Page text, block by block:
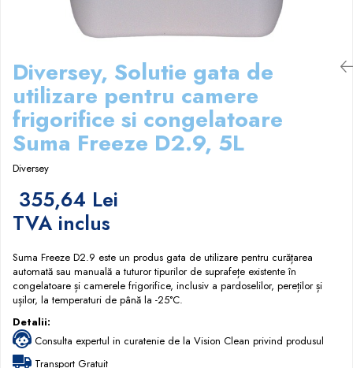
Papuci hotel
Diversey, Solutie gata de
utilizare pentru camere
frigorifice si congelatoare
Suma Freeze D2.9, 5L
Diversey
355,64 Lei
TVA inclus
Suma Freeze D2.9 este un produs gata de utilizare pentru curățarea
automată sau manuală a tuturor tipurilor de suprafețe existente în
congelatoare și camerele frigorifice, inclusiv a pardoselilor, pereților și
ușilor, la temperaturi de până la -25°C.
Detalii:
Consulta expertul in curatenie de la Vision Clean privind produsul
Transport Gratuit